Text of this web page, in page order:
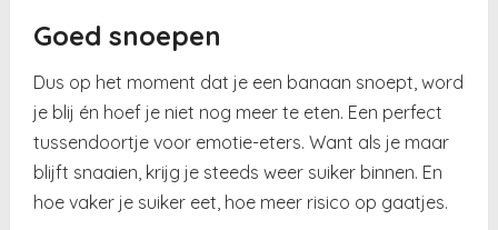
Goed snoepen
Dus op het moment dat je een banaan snoept, word
je blij én hoef je niet nog meer te eten. Een perfect
tussendoortje voor emotie-eters. Want als je maar
blijft snaaien, krijg je steeds weer suiker binnen. En
hoe vaker je suiker eet, hoe meer risico op gaatjes.